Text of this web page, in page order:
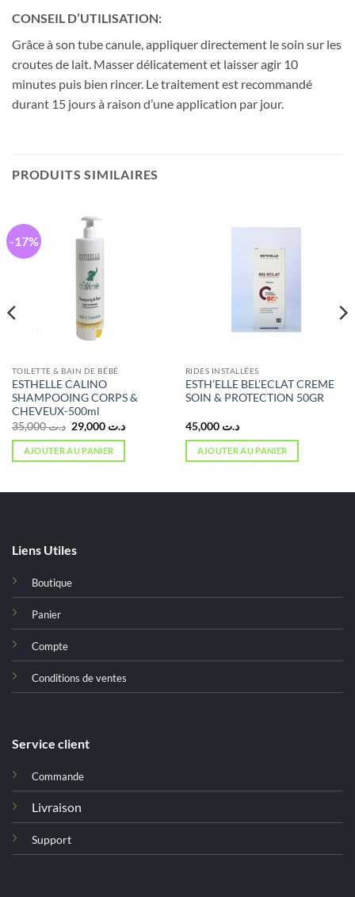
CONSEIL D’UTILISATION:
Grâce à son tube canule, appliquer directement le soin sur les
croutes de lait. Masser délicatement et laisser agir 10
minutes puis bien rincer. Le traitement est recommandé
durant 15 jours à raison d’une application par jour.
PRODUITS SIMILAIRES
-17%
TOILETTE & BAIN DE BÉBÉ
ESTHELLE CALINO
SHAMPOOING CORPS &
CHEVEUX-500ml
د.ت35,000
Le
prix
initial
était :
د.ت 35,000.
د.ت 29,000
Le
AJOUTER AU PANIER
RIDES INSTALLÉES
ESTH’ELLE BEL’ECLAT CREME
SOIN & PROTECTION 50GR
د.ت 45,000
AJOUTER AU PANIER
Liens Utiles
Boutique
Panier
Compte
Conditions de ventes
Service client
Commande
Livraison
Support